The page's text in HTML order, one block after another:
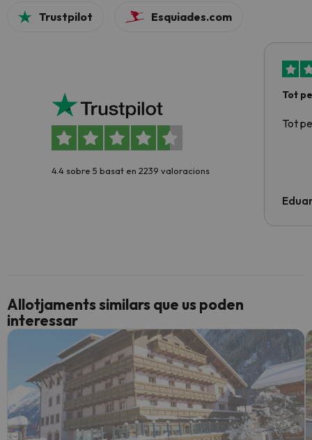
Trustpilot Esquiades.com
4.4 sobre 5 basat en 2239 valoracions
Tot
Tot
Allotjaments similars que us poden
interessar